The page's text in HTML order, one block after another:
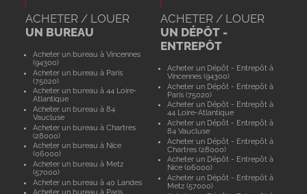
ACHETER / LOUER
UN BUREAU
Acheter un bureau à Vincennes
(94300)
Acheter un bureau à Paris
(75020)
Acheter un bureau à 44 Loire-
Atlantique
Acheter un bureau à 84
Vaucluse
Acheter un bureau à Chartres
(28000)
Acheter un bureau à Nice
(06000)
Acheter un bureau à Metz
(57000)
Acheter un bureau à 40 Landes
Acheter un bureau à Paris
ACHETER / LOUER
UN DÉPÔT -
ENTREPÔT
Acheter un Dépôt - Entrepôt à
Vincennes (94300)
Acheter un Dépôt - Entrepôt à
Paris (75020)
Acheter un Dépôt - Entrepôt à
44 Loire-Atlantique
Acheter un Dépôt - Entrepôt à
84 Vaucluse
Acheter un Dépôt - Entrepôt à
Chartres (28000)
Acheter un Dépôt - Entrepôt à
Nice (06000)
Acheter un Dépôt - Entrepôt à
Metz (57000)